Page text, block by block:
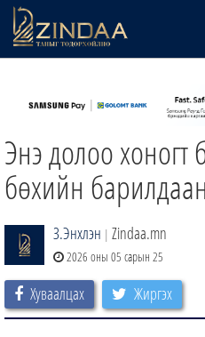
ТВ8
ӨГЛӨӨНИЙ СОНИН
АУДИО ЗОХИОЛ
Энэ долоо хоногт
бөхийн
З.Энхлэн | Zindaa.mn
2026 оны 05 сарын 25
Хуваалцах Жиргэх